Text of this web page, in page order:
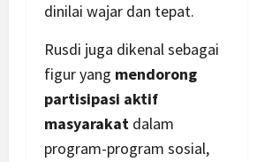
dinilai wajar dan tepat.
Rusdi juga dikenal sebagai
figur yang mendorong
partisipasi aktif
masyarakat dalam
program-program sosial,